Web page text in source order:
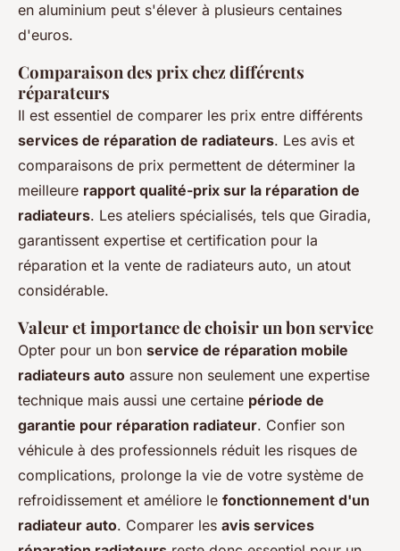
en aluminium peut s'élever à plusieurs centaines
d'euros.
Comparaison des prix chez différents
réparateurs
Il est essentiel de comparer les prix entre différents
services de réparation de radiateurs. Les avis et
comparaisons de prix permettent de déterminer la
meilleure rapport qualité-prix sur la réparation de
radiateurs. Les ateliers spécialisés, tels que Giradia,
garantissent expertise et certification pour la
réparation et la vente de radiateurs auto, un atout
considérable.
Valeur et importance de choisir un bon service
Opter pour un bon service de réparation mobile
radiateurs auto assure non seulement une expertise
technique mais aussi une certaine période de
garantie pour réparation radiateur. Confier son
véhicule à des professionnels réduit les risques de
complications, prolonge la vie de votre système de
refroidissement et améliore le fonctionnement d'un
radiateur auto. Comparer les avis services